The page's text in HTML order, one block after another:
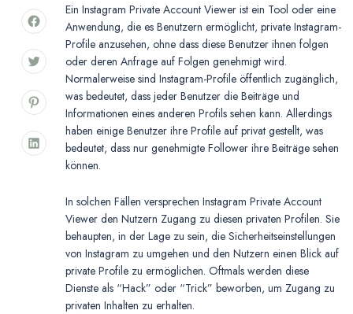
Ein Instagram Private Account Viewer ist ein Tool oder eine
Anwendung, die es Benutzern ermöglicht, private Instagram-
Profile anzusehen, ohne dass diese Benutzer ihnen folgen
oder deren Anfrage auf Folgen genehmigt wird.
Normalerweise sind Instagram-Profile öffentlich zugänglich,
was bedeutet, dass jeder Benutzer die Beiträge und
Informationen eines anderen Profils sehen kann. Allerdings
haben einige Benutzer ihre Profile auf privat gestellt, was
bedeutet, dass nur genehmigte Follower ihre Beiträge sehen
können.
In solchen Fällen versprechen Instagram Private Account
Viewer den Nutzern Zugang zu diesen privaten Profilen. Sie
behaupten, in der Lage zu sein, die Sicherheitseinstellungen
von Instagram zu umgehen und den Nutzern einen Blick auf
private Profile zu ermöglichen. Oftmals werden diese
Dienste als “Hack” oder “Trick” beworben, um Zugang zu
privaten Inhalten zu erhalten.